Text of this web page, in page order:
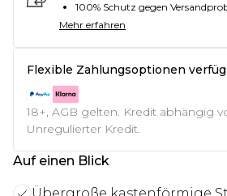
100% Schutz gegen
Mehr erfahren
Flexible Zahlungsoptionen
18+, AGB gelten. Kredit abhängig
Unregulierter Kredit.
Auf einen Blick